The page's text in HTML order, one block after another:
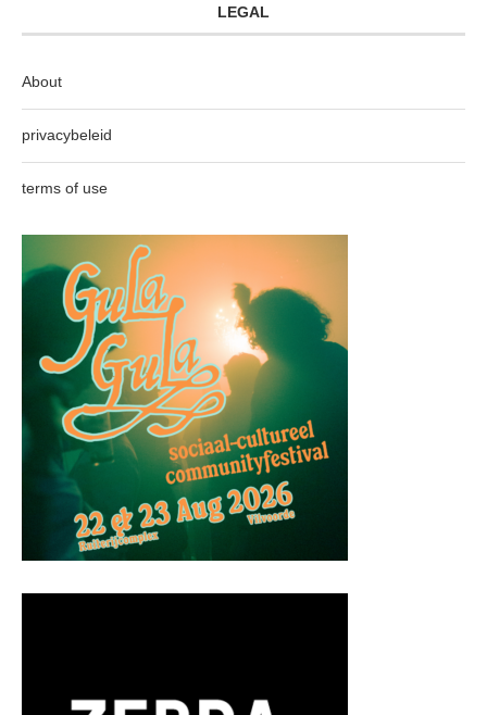
LEGAL
About
privacybeleid
terms of use